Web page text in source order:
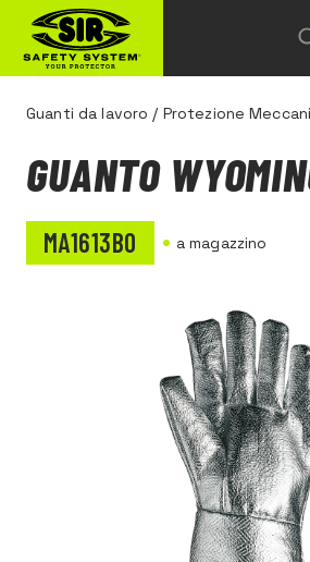
Guanti da lavoro / Protezione
GUANTO
MA1613B0 a magazzino